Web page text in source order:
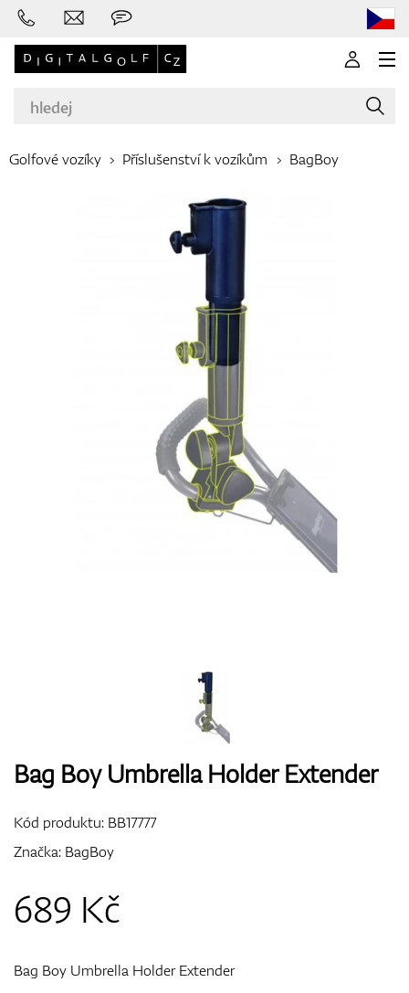
Značky
Oblečení
Boty
Bagy
Doplňky
Golfové vozíky Příslušenství k vozíkům BagBoy
Bag Boy Umbrella Holder Extender
Kód produktu: BB17777
Značka: BagBoy
689 Kč
Bag Boy Umbrella Holder Extender